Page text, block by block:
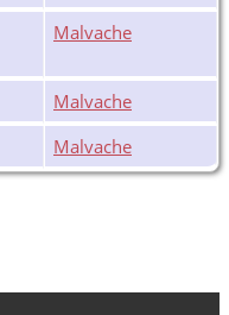
Malvache
Malvache
Malvache